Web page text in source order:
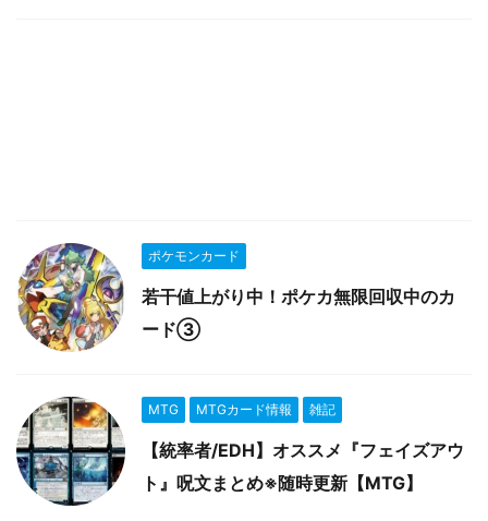
ポケモンカード
若干値上がり中！ポケカ無限回収中のカ
ード③
MTG MTGカード情報 雑記
【統率者/EDH】オススメ『フェイズアウ
ト』呪文まとめ※随時更新【MTG】